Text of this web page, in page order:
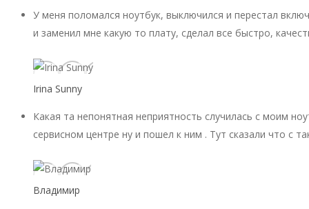
У меня поломался ноутбук, выключился и перестал
и заменил мне какую то плату, сделал все быстро,
Irina Sunny
Какая та непонятная неприятность случилась с моим
сервисном центре ну и пошел к ним . Тут сказали что с
Владимир